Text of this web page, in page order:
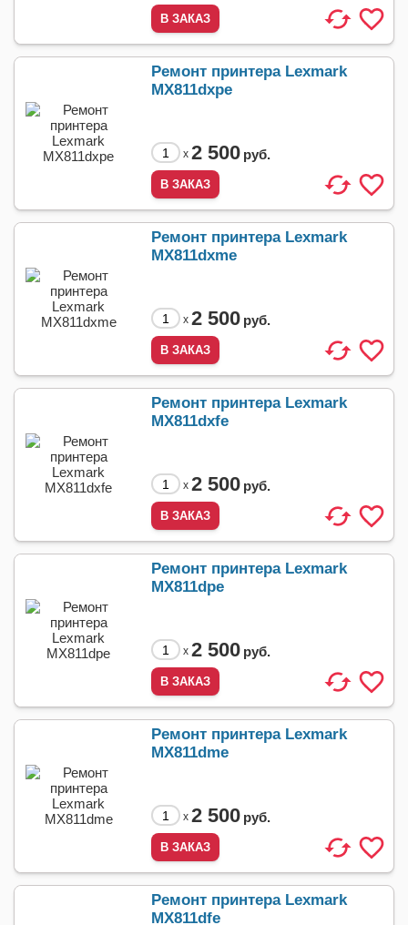
Ремонт принтера Lexmark
MX811dxpe
x 2 500 руб.
Ремонт принтера Lexmark
MX811dxme
x 2 500 руб.
Ремонт принтера Lexmark
MX811dxfe
x 2 500 руб.
Ремонт принтера Lexmark
MX811dpe
x 2 500 руб.
Ремонт принтера Lexmark
MX811dme
x 2 500 руб.
Ремонт принтера Lexmark
MX811dfe